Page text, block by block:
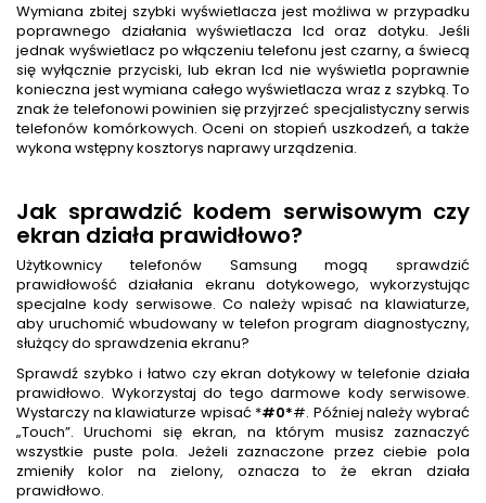
Wymiana zbitej szybki wyświetlacza jest możliwa w przypadku
poprawnego działania wyświetlacza lcd oraz dotyku. Jeśli
jednak wyświetlacz po włączeniu telefonu jest czarny, a świecą
się wyłącznie przyciski, lub ekran lcd nie wyświetla poprawnie
konieczna jest wymiana całego wyświetlacza wraz z szybką. To
znak że telefonowi powinien się przyjrzeć specjalistyczny serwis
telefonów komórkowych. Oceni on stopień uszkodzeń, a także
wykona wstępny kosztorys naprawy urządzenia.
Jak sprawdzić kodem serwisowym czy
ekran działa prawidłowo?
Użytkownicy telefonów Samsung mogą sprawdzić
prawidłowość działania ekranu dotykowego, wykorzystując
specjalne kody serwisowe. Co należy wpisać na klawiaturze,
aby uruchomić wbudowany w telefon program diagnostyczny,
służący do sprawdzenia ekranu?
Sprawdź szybko i łatwo czy ekran dotykowy w telefonie działa
prawidłowo. Wykorzystaj do tego darmowe kody serwisowe.
Wystarczy na klawiaturze wpisać *#0*#. Później należy wybrać
„Touch”. Uruchomi się ekran, na którym musisz zaznaczyć
wszystkie puste pola. Jeżeli zaznaczone przez ciebie pola
zmieniły kolor na zielony, oznacza to że ekran działa
prawidłowo.